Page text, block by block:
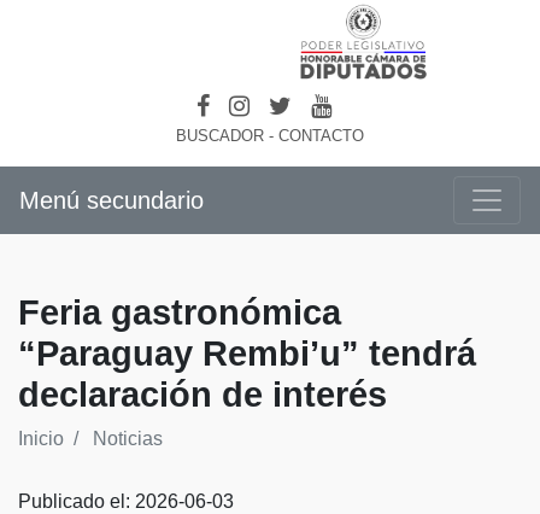
BUSCADOR - CONTACTO
Menú secundario
Feria gastronómica
“Paraguay Rembi’u” tendrá
declaración de interés
Inicio Noticias
Publicado el: 2026-06-03